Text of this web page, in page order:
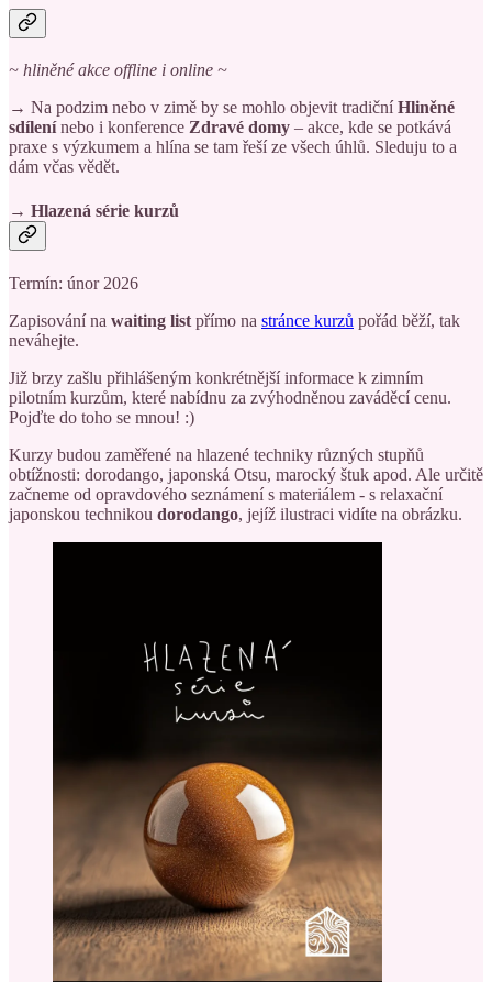
~ hliněné akce offline i online ~
→ Na podzim nebo v zimě by se mohlo objevit tradičníHliněné
sdílenínebo i konference Zdravé domy – akce, kde se potkává
praxe s výzkumem a hlína se tam řeší ze všech úhlů. Sleduju to a
dám včas vědět.
→ Hlazená série kurzů
Termín: únor 2026
Zapisování na waiting list přímo na stránce kurzů pořád běží, tak
neváhejte.
Již brzy zašlu přihlášeným konkrétnější informace k zimním
pilotním kurzům, které nabídnu za zvýhodněnou zaváděcí cenu.
Pojďte do toho se mnou! :)
Kurzy budou zaměřené na hlazené techniky různých stupňů
obtížnosti: dorodango, japonská Otsu, marocký štuk apod. Ale určitě
začneme od opravdového seznámení s materiálem - s relaxační
japonskou technikou dorodango, jejíž ilustraci vidíte na obrázku.